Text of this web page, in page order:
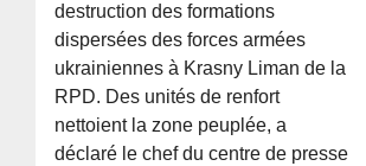
destruction des formations
dispersées des forces armées
ukrainiennes à Krasny Liman de la
RPD. Des unités de renfort
nettoient la zone peuplée, a
déclaré le chef du centre de presse